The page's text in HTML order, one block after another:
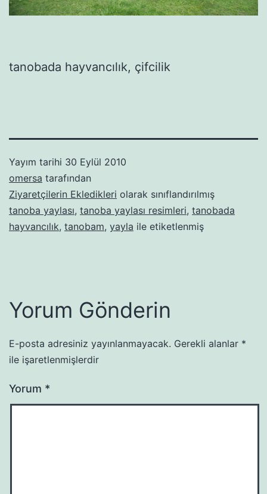
tanobada hayvancılık, çifcilik
Yayım tarihi 30 Eylül 2010
omersa tarafından
Ziyaretçilerin Ekledikleri olarak sınıflandırılmış
tanoba yaylası, tanoba yaylası resimleri, tanobada
hayvancılık, tanobam, yayla ile etiketlenmiş
Yorum Gönderin
E-posta adresiniz yayınlanmayacak. Gerekli alanlar *
ile işaretlenmişlerdir
Yorum *